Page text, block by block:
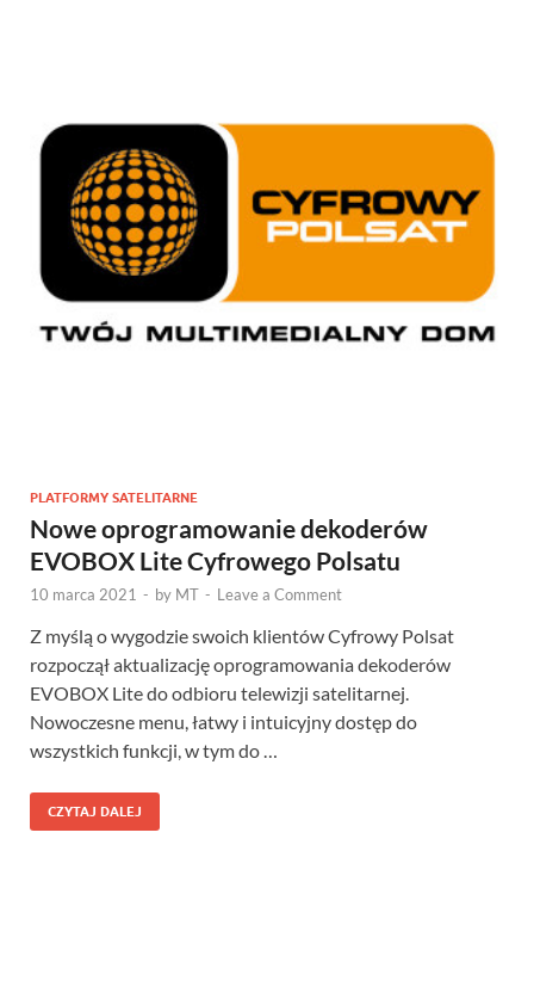
PLATFORMY SATELITARNE
Nowe oprogramowanie dekoderów
EVOBOX Lite Cyfrowego Polsatu
10 marca 2021 - by MT - Leave a Comment
Z myślą o wygodzie swoich klientów Cyfrowy Polsat
rozpoczął aktualizację oprogramowania dekoderów
EVOBOX Lite do odbioru telewizji satelitarnej.
Nowoczesne menu, łatwy i intuicyjny dostęp do
wszystkich funkcji, w tym do …
CZYTAJ DALEJ